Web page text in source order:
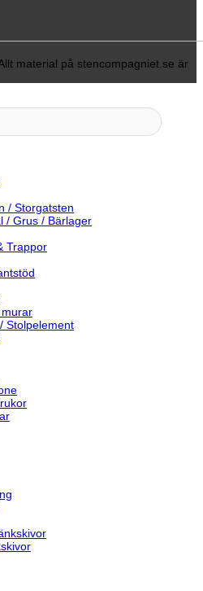
material på stencompagniet.se är
/ Storgatsten
/ Grus / Bärlager
Trappor
Stolpelement